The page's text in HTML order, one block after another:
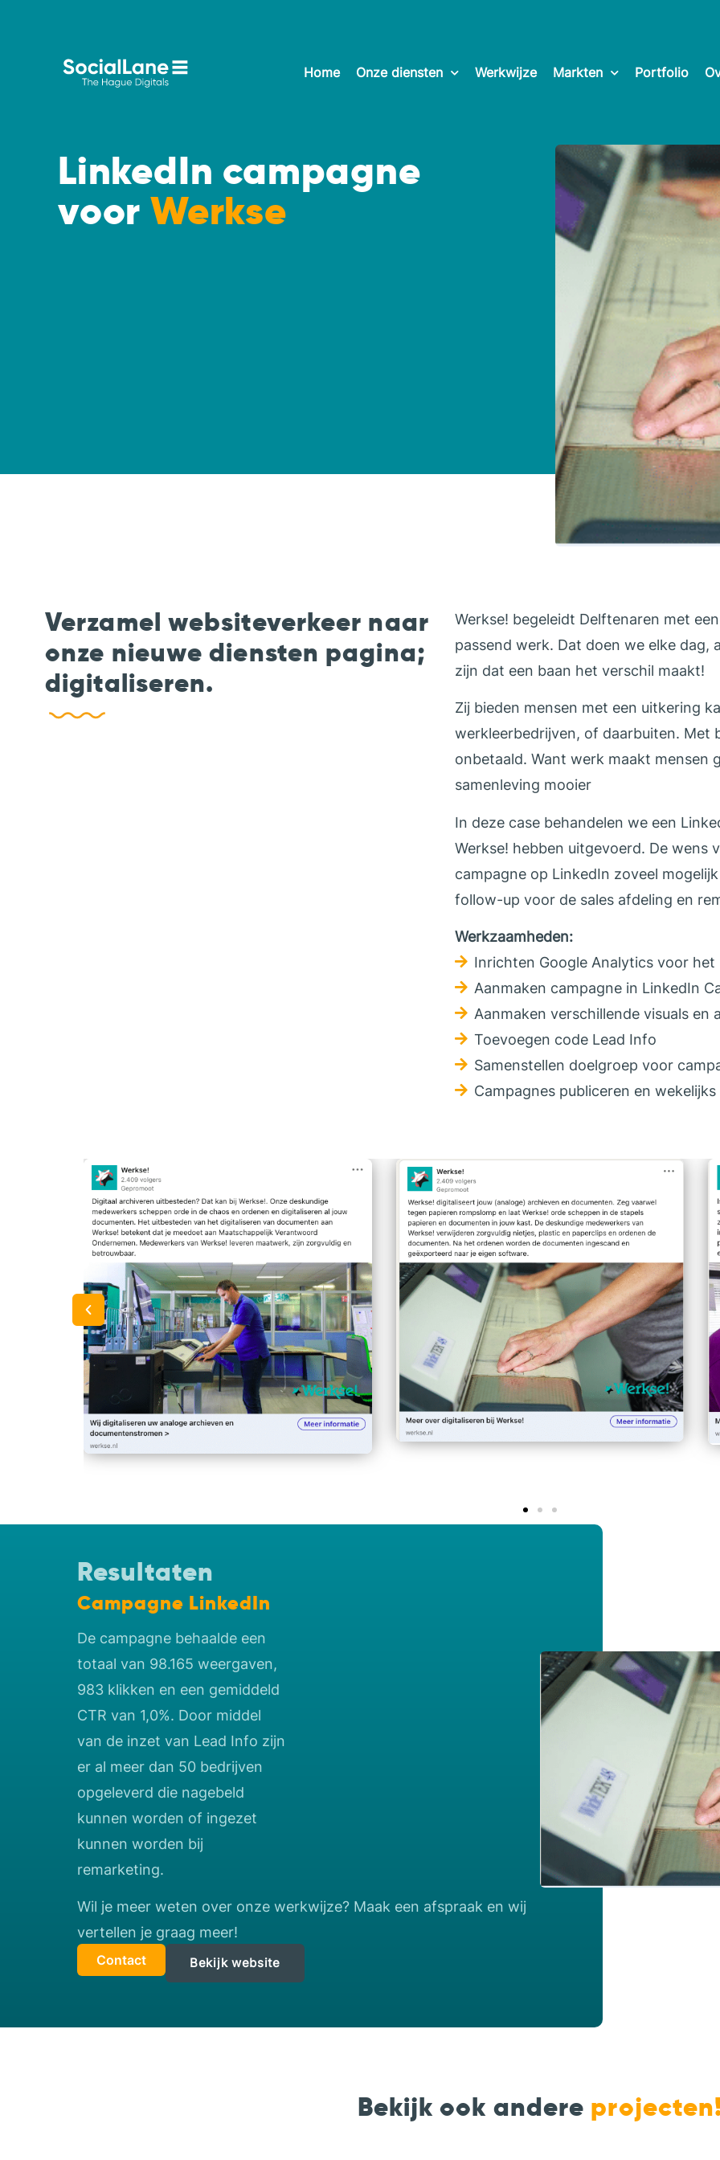
Home Onze diensten Werkwijze Markten Portfolio
LinkedIn campagne
voor Werkse
Verzamel websiteverkeer naar
onze nieuwe diensten pagina;
digitaliseren.
Werkse! begeleidt Delftenaren met
passend werk. Dat doen we elke dag,
zijn dat een baan het verschil maakt!
Zij bieden mensen met een uitkering
werkleerbedrijven, of daarbuiten. Met
onbetaald. Want werk maakt mensen
samenleving mooier
In deze case behandelen we een
Werkse! hebben uitgevoerd. De wens
campagne op LinkedIn zoveel
follow-up voor de sales afdeling en
Werkzaamheden:
Inrichten Google Analytics voor
Aanmaken campagne in LinkedIn
Aanmaken verschillende visuals
Toevoegen code Lead Info
Samenstellen doelgroep voor
Campagnes publiceren en
Resultaten
Campagne LinkedIn
De campagne behaalde een
totaal van 98.165 weergaven,
983 klikken en een gemiddeld
CTR van 1,0%. Door middel
van de inzet van Lead Info zijn
er al meer dan 50 bedrijven
opgeleverd die nagebeld
kunnen worden of ingezet
kunnen worden bij
remarketing.
Wil je meer weten over onze werkwijze? Maak een afspraak en wij
vertellen je graag meer!
Contact Bekijk website
Bekijk ook andere